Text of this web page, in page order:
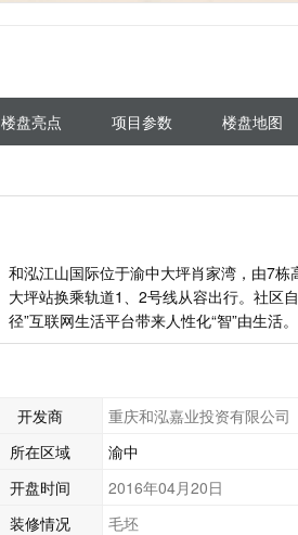
楼盘亮点 项目参数 楼盘地图
和泓江山国际位于渝中大坪肖家湾，由7
大坪站换乘轨道1、2号线从容出行。社区
径”互联网生活平台带来人性化“智”由生活。
开发商 重庆和泓嘉业投资有限公司
所在区域
渝中
开盘时间
2016年04月20日
装修情况
毛坯